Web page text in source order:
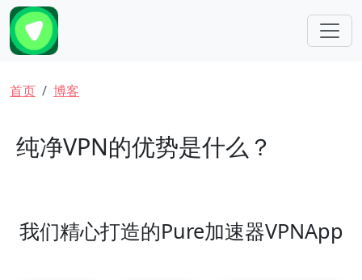
跳转到主要内容
面包屑
首页 博客
纯净VPN的优势是什么？
我们精心打造的Pure加速器VPNApp